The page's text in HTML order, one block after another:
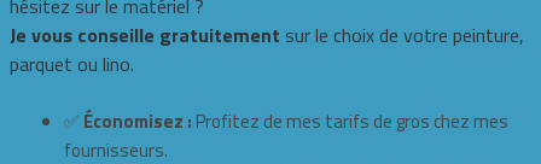
hésitez sur le matériel ?
Je vous conseille gratuitement sur le choix de votre peinture,
parquet ou lino.
✅ Économisez : Profitez de mes tarifs de gros chez mes
fournisseurs.